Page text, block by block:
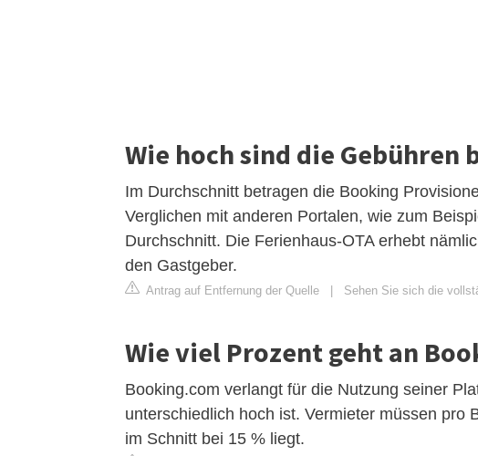
Wie hoch sind die Gebühren
Im Durchschnitt betragen die Booking
Verglichen mit anderen Portalen, wie zum
Durchschnitt. Die Ferienhaus-OTA erhebt
den Gastgeber.
Antrag auf Entfernung der Quelle Sehen Sie sich die
Wie viel Prozent geht an
Booking.com verlangt für die Nutzung seiner
unterschiedlich hoch ist. Vermieter müssen pro
im Schnitt bei 15 % liegt.